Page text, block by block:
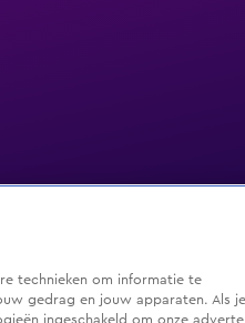
technieken om informatie te
gedrag en jouw apparaten. Als je
ingeschakeld om onze